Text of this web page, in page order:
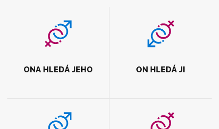
ONA HLEDÁ JEHO ON HLEDÁ JI